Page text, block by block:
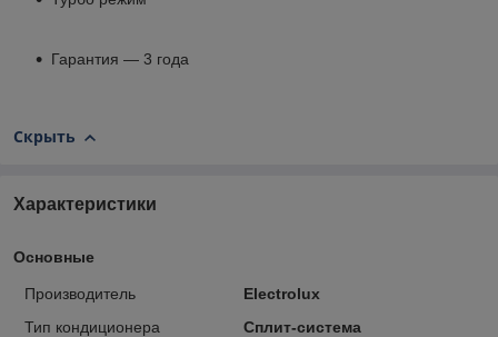
Гарантия — 3 года
Скрыть
Характеристики
Основные
Производитель
Electrolux
Тип кондиционера
Сплит-система